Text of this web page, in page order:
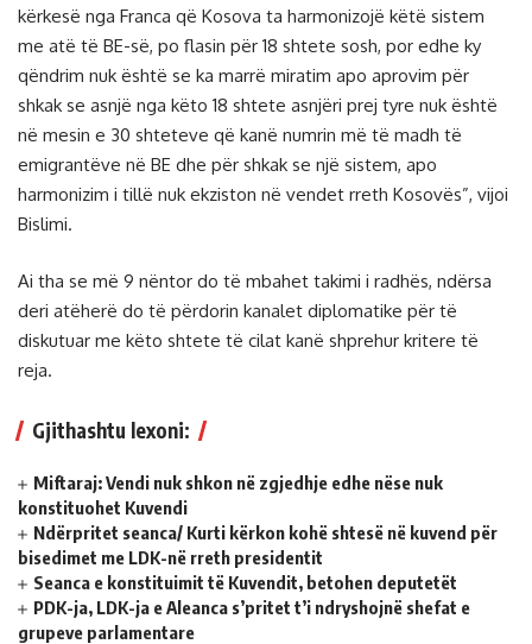
kërkesë nga Franca që Kosova ta harmonizojë këtë sistem
me atë të BE-së, po flasin për 18 shtete sosh, por edhe ky
qëndrim nuk është se ka marrë miratim apo aprovim për
shkak se asnjë nga këto 18 shtete asnjëri prej tyre nuk është
në mesin e 30 shteteve që kanë numrin më të madh të
emigrantëve në BE dhe për shkak se një sistem, apo
harmonizim i tillë nuk ekziston në vendet rreth Kosovës”, vijoi
Bislimi.
Ai tha se më 9 nëntor do të mbahet takimi i radhës, ndërsa
deri atëherë do të përdorin kanalet diplomatike për të
diskutuar me këto shtete të cilat kanë shprehur kritere të
reja.
Gjithashtu lexoni:
Miftaraj: Vendi nuk shkon në zgjedhje edhe nëse nuk
konstituohet Kuvendi
Ndërpritet seanca/ Kurti kërkon kohë shtesë në kuvend për
bisedimet me LDK-në rreth presidentit
Seanca e konstituimit të Kuvendit, betohen deputetët
PDK-ja, LDK-ja e Aleanca s’pritet t’i ndryshojnë shefat e
grupeve parlamentare